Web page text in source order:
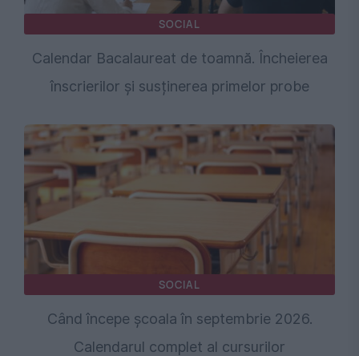
SOCIAL
Calendar Bacalaureat de toamnă. Încheierea
înscrierilor și susținerea primelor probe
SOCIAL
Când începe școala în septembrie 2026.
Calendarul complet al cursurilor